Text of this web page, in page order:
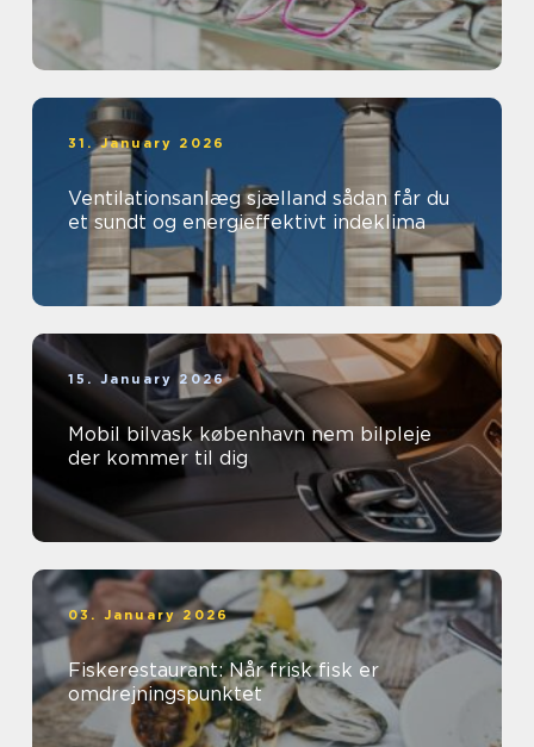
31. January 2026
Ventilationsanlæg sjælland sådan får du
et sundt og energieffektivt indeklima
15. January 2026
Mobil bilvask københavn nem bilpleje
der kommer til dig
03. January 2026
Fiskerestaurant: Når frisk fisk er
omdrejningspunktet